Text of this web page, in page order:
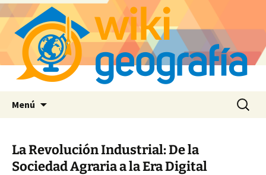
Menú Buscar:
La Revolución Industrial: De la
Sociedad Agraria a la Era Digital